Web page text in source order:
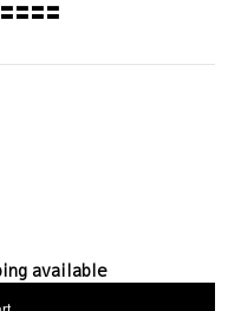
available
〓〓〓